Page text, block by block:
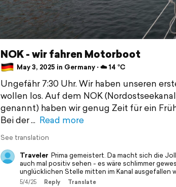
NOK - wir fahren Motorboot
May 3, 2025 in Germany ⋅ ☁️ 14 °C
Ungefähr 7:30 Uhr. Wir haben unseren
wollen los. Auf dem NOK
genannt) haben wir genug Zeit für ein
Bei der
Read more
See translation
Traveler Prima gemeistert. Da macht sich die
auch mal positiv sehen - es wäre schlimmer
unglücklichen Stelle mitten im Kanal ausgefallen
5/4/25 Reply Translate